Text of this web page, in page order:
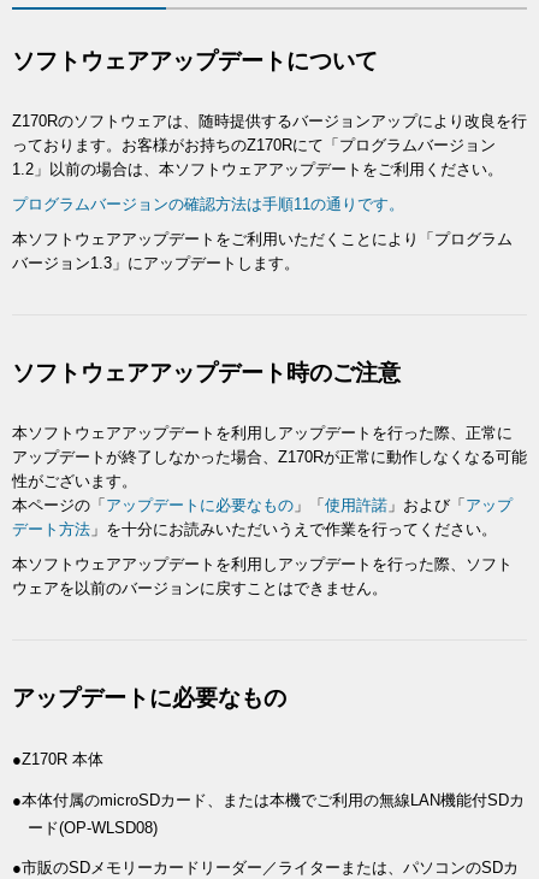
ソフトウェアアップデートについて
Z170Rのソフトウェアは、随時提供するバージョンアップにより改良を行
っております。お客様がお持ちのZ170Rにて「プログラムバージョン
1.2」以前の場合は、本ソフトウェアアップデートをご利用ください。
プログラムバージョンの確認方法は手順11の通りです。
本ソフトウェアアップデートをご利用いただくことにより「プログラム
バージョン1.3」にアップデートします。
ソフトウェアアップデート時のご注意
本ソフトウェアアップデートを利用しアップデートを行った際、正常に
アップデートが終了しなかった場合、Z170Rが正常に動作しなくなる可能
性がございます。
本ページの「アップデートに必要なもの 」「使用許諾 」および「アップ
デート方法 」を十分にお読みいただいうえで作業を行ってください。
本ソフトウェアアップデートを利用しアップデートを行った際、ソフト
ウェアを以前のバージョンに戻すことはできません。
アップデートに必要なもの
●Z170R 本体
●本体付属のmicroSDカード、または本機でご利用の無線LAN機能付SDカ
ード(OP-WLSD08)
●市販のSDメモリーカードリーダー／ライターまたは、パソコンのSDカ